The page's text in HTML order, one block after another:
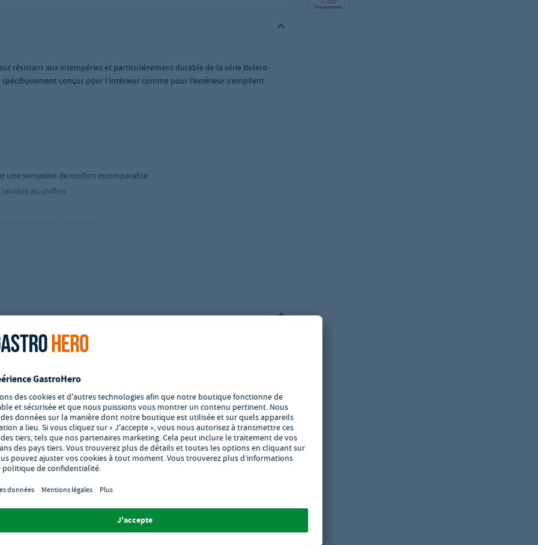
résistant aux intempéries et particulièrement durable de la série Bolero
conçus pour l’intérieur comme pour l’extérieur s’empilent
une sensation de confort incomparable
lavable au chiffon